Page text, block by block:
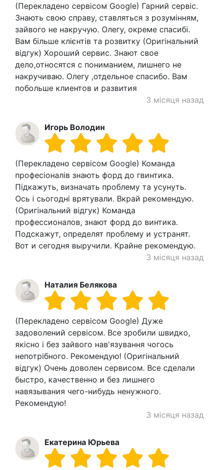
(Перекладено сервісом Google) Гарний сервіс.
Знають свою справу, ставляться з розумінням,
зайвого не накручую. Олегу, окреме спасибі.
Вам більше клієнтів та розвитку (Оригінальний
відгук) Хороший сервис. Знают свое
дело,относятся с пониманием, лишнего не
накручиваю. Олегу ,отдельное спасибо. Вам
побольше клиентов и развития
3 місяця назад
Игорь Володин
(Перекладено сервісом Google) Команда
професіоналів знають форд до гвинтика.
Підкажуть, визначать проблему та усунуть.
Ось і сьогодні врятували. Вкрай рекомендую.
(Оригінальний відгук) Команда
профессионалов, знают форд до винтика.
Подскажут, определят проблему и устранят.
Вот и сегодня выручили. Крайне рекомендую.
3 місяця назад
Наталия Белякова
(Перекладено сервісом Google) Дуже
задоволений сервісом. Все зробили швидко,
якісно і без зайвого нав'язування чогось
непотрібного. Рекомендую! (Оригінальний
відгук) Очень доволен сервисом. Все сделали
быстро, качественно и без лишнего
навязывания чего-нибудь ненужного.
Рекомендую!
3 місяця назад
Екатерина Юрьева